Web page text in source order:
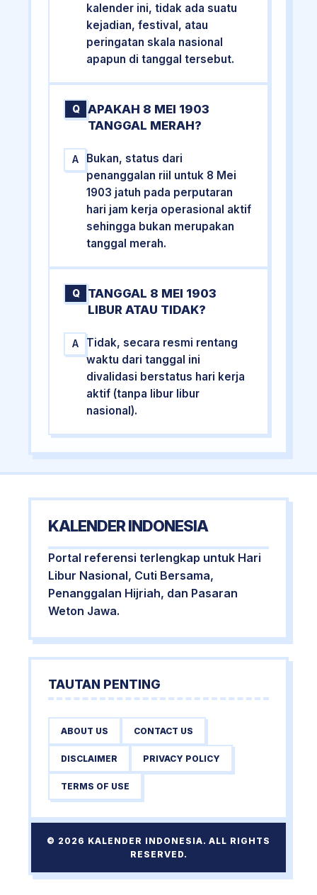
kalender ini, tidak ada suatu
kejadian, festival, atau
peringatan skala nasional
apapun di tanggal tersebut.
Q
APAKAH 8 MEI 1903
TANGGAL MERAH?
A
Bukan, status dari
penanggalan riil untuk 8 Mei
1903 jatuh pada perputaran
hari jam kerja operasional aktif
sehingga bukan merupakan
tanggal merah.
Q
TANGGAL 8 MEI 1903
LIBUR ATAU TIDAK?
A
Tidak, secara resmi rentang
waktu dari tanggal ini
divalidasi berstatus hari kerja
aktif (tanpa libur libur
nasional).
KALENDER INDONESIA
Portal referensi terlengkap untuk Hari
Libur Nasional, Cuti Bersama,
Penanggalan Hijriah, dan Pasaran
Weton Jawa.
TAUTAN PENTING
ABOUT US CONTACT US
DISCLAIMER PRIVACY POLICY
TERMS OF USE
© 2026 KALENDER INDONESIA. ALL RIGHTS
RESERVED.